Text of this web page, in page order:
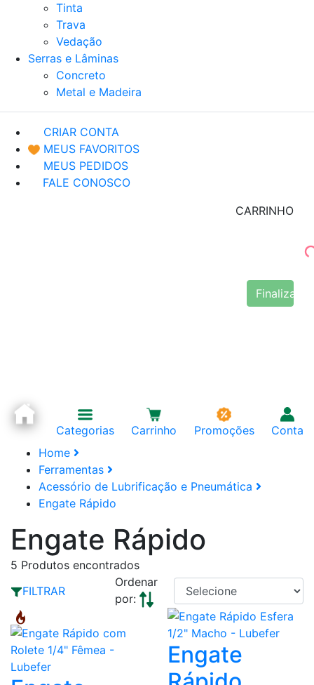
Tinta
Trava
Vedação
Serras e Lâminas
Concreto
Metal e Madeira
CRIAR CONTA
MEUS FAVORITOS
MEUS PEDIDOS
FALE CONOSCO
CARRINHO
Finalizar
Categorias Carrinho Promoções
Conta
Home
Ferramentas
Acessório de Lubrificação e Pneumática
Engate Rápido
Engate Rápido
5 Produtos encontrados
FILTRAR
Ordenar
por:
Engate